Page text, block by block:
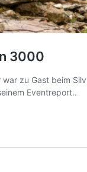
3000
war zu Gast beim
Eventreport..